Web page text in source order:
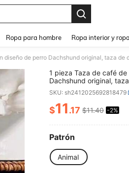
Ropa para hombre Ropa interior y
1 pieza Taza de café
Dachshund original,
dibujos animados
SKU: sh2412025692818479
PRICE
$11.17 $11.40 -2%
Patrón
Animal